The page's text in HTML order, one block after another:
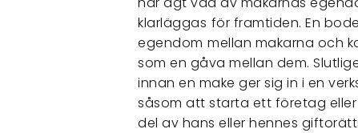
klarläggas för framtiden. En
egendom mellan makarna och
som en gåva mellan dem.
innan en make ger sig in i en
såsom att starta ett företag
del av hans eller hennes